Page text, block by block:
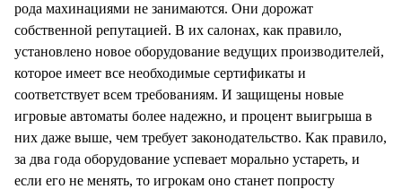
рода махинациями не занимаются. Они дорожат
собственной репутацией. В их салонах, как правило,
установлено новое оборудование ведущих производителей,
которое имеет все необходимые сертификаты и
соответствует всем требованиям. И защищены новые
игровые автоматы более надежно, и процент выигрыша в
них даже выше, чем требует законодательство. Как правило,
за два года оборудование успевает морально устареть, и
если его не менять, то игрокам оно станет попросту